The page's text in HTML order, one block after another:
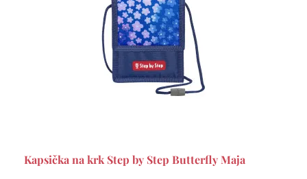
Kapsička na krk Step by Step Butterfly Maja